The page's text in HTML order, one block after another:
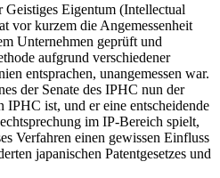
Eigentum (Intellectual
vor kurzem die Angemessenheit
Unternehmen geprüft und
aufgrund verschiedener
entsprachen, unangemessen war.
der Senate des IPHC nun der
IPHC ist, und er eine entscheidende
im IP-Bereich spielt,
Verfahren einen gewissen Einfluss
japanischen Patentgesetzes und